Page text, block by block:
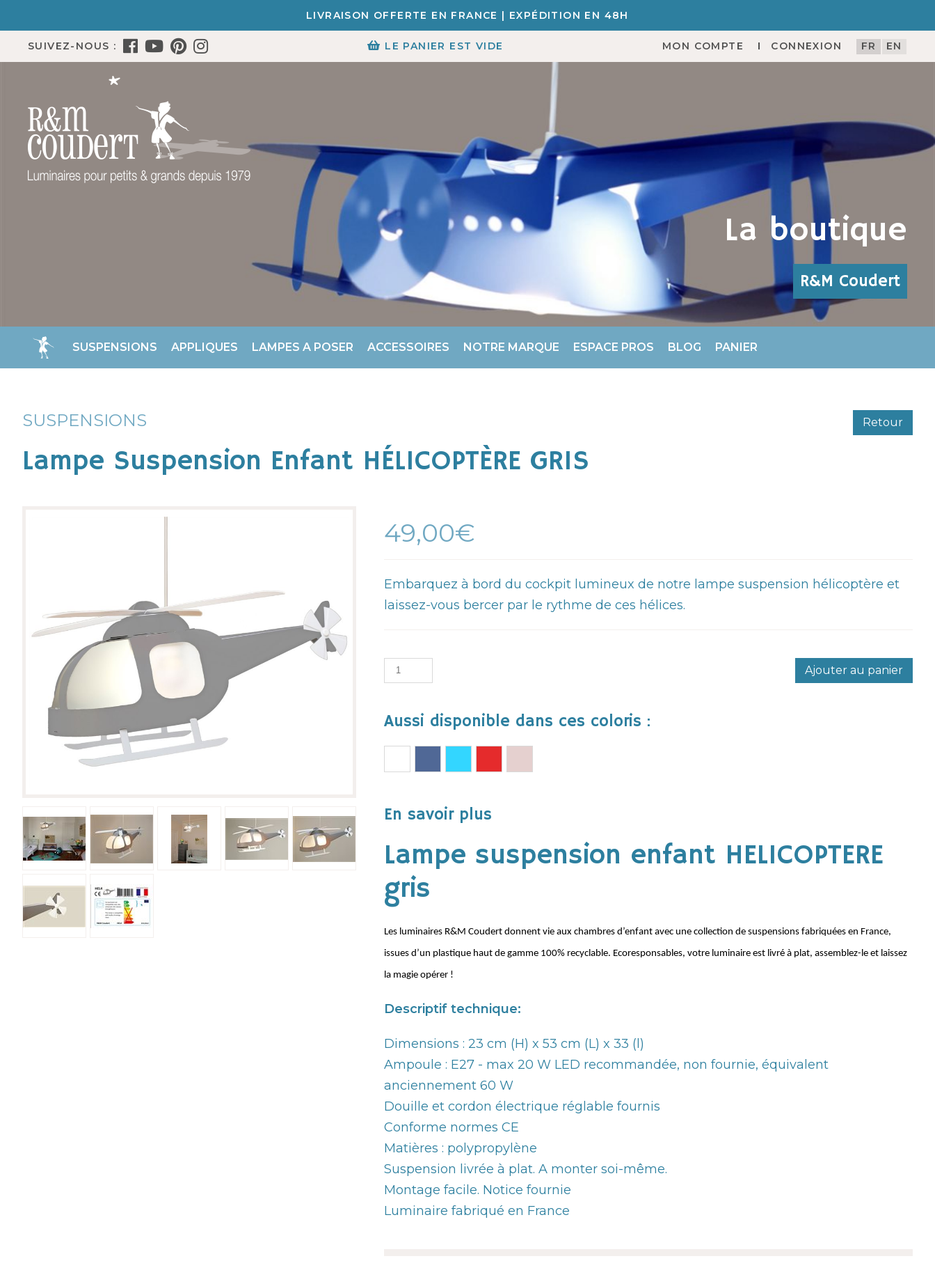
LIVRAISON OFFERTE EN FRANCE | EXPÉDITION EN 48H
SUIVEZ-NOUS : LE PANIER EST VIDE MON COMPTE CONNEXION FR EN
La boutique
R&M Coudert
SUSPENSIONS APPLIQUES LAMPES A POSER ACCESSOIRES NOTRE MARQUE ESPACE PROS BLOG PANIER
Retour
SUSPENSIONS
Lampe Suspension Enfant HÉLICOPTÈRE GRIS
49,00€
Embarquez à bord du cockpit lumineux de notre lampe suspension hélicoptère et
laissez-vous bercer par le rythme de ces hélices.
Ajouter au panier
Aussi disponible dans ces coloris :
En savoir plus
Lampe suspension enfant HELICOPTERE
gris
Les luminaires R&M Coudert donnent vie aux chambres d’enfant avec une collection de suspensions fabriquées en France,
issues d’un plastique haut de gamme 100% recyclable. Ecoresponsables, votre luminaire est livré à plat, assemblez-le et laissez
la magie opérer !
Descriptif technique:
Dimensions : 23 cm (H) x 53 cm (L) x 33 (l)
Ampoule : E27 - max 20 W LED recommandée, non fournie, équivalent
anciennement 60 W
Douille et cordon électrique réglable fournis
Conforme normes CE
Matières : polypropylène
Suspension livrée à plat. A monter soi-même.
Montage facile. Notice fournie
Luminaire fabriqué en France